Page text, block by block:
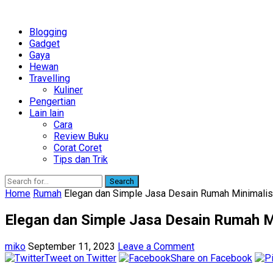
Blogging
Gadget
Gaya
Hewan
Travelling
Kuliner
Pengertian
Lain lain
Cara
Review Buku
Corat Coret
Tips dan Trik
Search
Home Rumah Elegan dan Simple Jasa Desain Rumah Minimalis
Elegan dan Simple Jasa Desain Rumah
miko September 11, 2023 Leave a Comment
Tweet on Twitter
Share on Facebook